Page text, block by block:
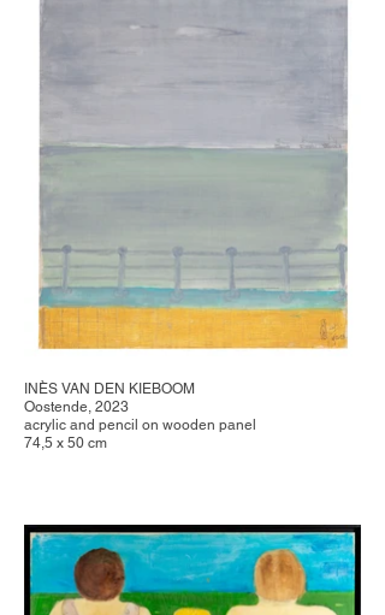
INÈS VAN DEN KIEBOOM
Oostende, 2023
acrylic and pencil on wooden panel
74,5 x 50 cm